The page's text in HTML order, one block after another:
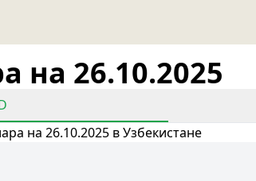
на 26.10.2025
на 26.10.2025 в Узбекистане